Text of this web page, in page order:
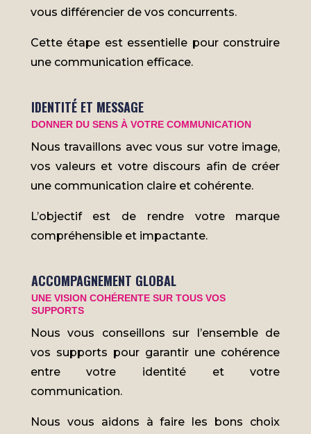
vous différencier de vos concurrents.
Cette étape est essentielle pour construire
une communication efficace.
IDENTITÉ ET MESSAGE
DONNER DU SENS À VOTRE COMMUNICATION
Nous travaillons avec vous sur votre image,
vos valeurs et votre discours afin de créer
une communication claire et cohérente.
L’objectif est de rendre votre marque
compréhensible et impactante.
ACCOMPAGNEMENT GLOBAL
UNE VISION COHÉRENTE SUR TOUS VOS
SUPPORTS
Nous vous conseillons sur l’ensemble de
vos supports pour garantir une cohérence
entre votre identité et votre
communication.
Nous vous aidons à faire les bons choix